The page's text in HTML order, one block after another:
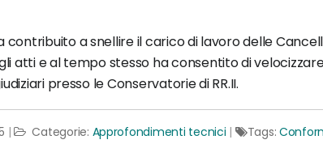
contribuito a snellire il carico di lavoro delle
atti e al tempo stesso ha consentito di
presso le Conservatorie di RR.II.
| Categorie: Approfondimenti tecnici | Tags: